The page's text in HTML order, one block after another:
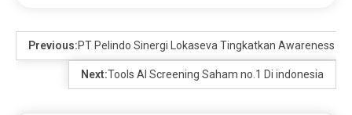
Previous:PT Pelindo Sinergi Lokaseva Tingkatkan Awareness
Next:Tools AI Screening Saham no.1 Di indonesia